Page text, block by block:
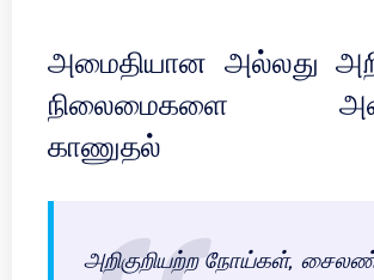
அமைதியான அல்லது
நிலைமைகளை
காணுதல்
அறிகுறியற்ற நோய்கள்,